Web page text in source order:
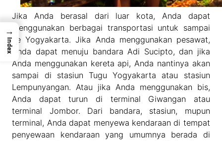
Jika Anda berasal dari luar kota, Anda dapat
menggunakan berbagai transportasi untuk sampai
ke Yogyakarta. Jika Anda menggunakan pesawat,
Anda dapat menuju bandara Adi Sucipto, dan jika
Anda menggunakan kereta api, Anda nantinya akan
sampai di stasiun Tugu Yogyakarta atau stasiun
Lempunyangan. Atau jika Anda menggunakan bis,
Anda dapat turun di terminal Giwangan atau
terminal Jombor. Dari bandara, stasiun, mupun
terminal, Anda dapat menyewa kendaraan di tempat
penyewaan kendaraan yang umumnya berada di
→
Index